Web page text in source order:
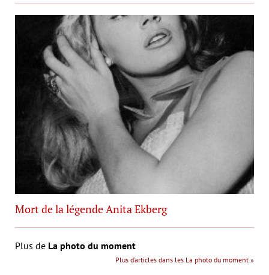
Mort de la légende Anita Ekberg
Plus de La photo du moment
Plus d’articles dans les La photo du moment »